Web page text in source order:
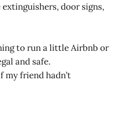
door signs,
to run a little Airbnb or
and safe.
my friend hadn’t